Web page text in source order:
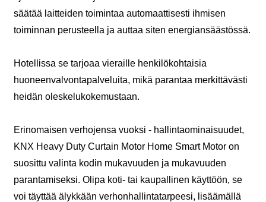
säätää laitteiden toimintaa automaattisesti ihmisen
toiminnan perusteella ja auttaa siten energiansäästössä.
Hotellissa se tarjoaa vieraille henkilökohtaisia
huoneenvalvontapalveluita, mikä parantaa merkittävästi
heidän oleskelukokemustaan.
Erinomaisen verhojensa vuoksi - hallintaominaisuudet,
KNX Heavy Duty Curtain Motor Home Smart Motor on
suosittu valinta kodin mukavuuden ja mukavuuden
parantamiseksi. Olipa koti- tai kaupallinen käyttöön, se
voi täyttää älykkään verhonhallintatarpeesi, lisäämällä